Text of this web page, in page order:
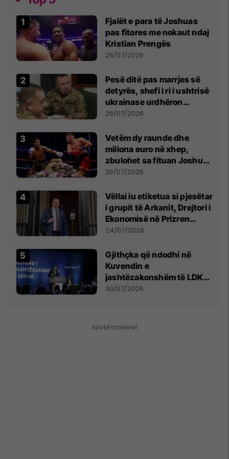
Fjalët e para të Joshuas
pas fitores me nokaut ndaj
Kristian Prengës
26/07/2026
Pesë ditë pas marrjes së
detyrës, shefi i ri i ushtrisë
ukrainase urdhëron
kontroll të madh
26/07/2026
Vetëm dy raunde dhe
miliona euro në xhep,
zbulohet sa fituan Joshua
e Prenga
26/07/2026
Vëllai iu etiketua si pjesëtar
i grupit të Arkanit, Drejtori i
Ekonomisë në Prizren
mohon pretendimet
24/07/2026
Gjithçka që ndodhi në
Kuvendin e
jashtëzakonshëm të LDK-
së
30/07/2026